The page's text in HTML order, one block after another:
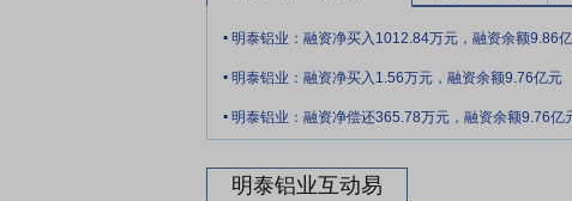
. 明泰铝业：融资净买入1012.84万元，融资余额9.86
. 明泰铝业：融资净买入1.56万元，融资余额9.76亿元
. 明泰铝业：融资净偿还365.78万元，融资余额9.76亿
明泰铝业互动易